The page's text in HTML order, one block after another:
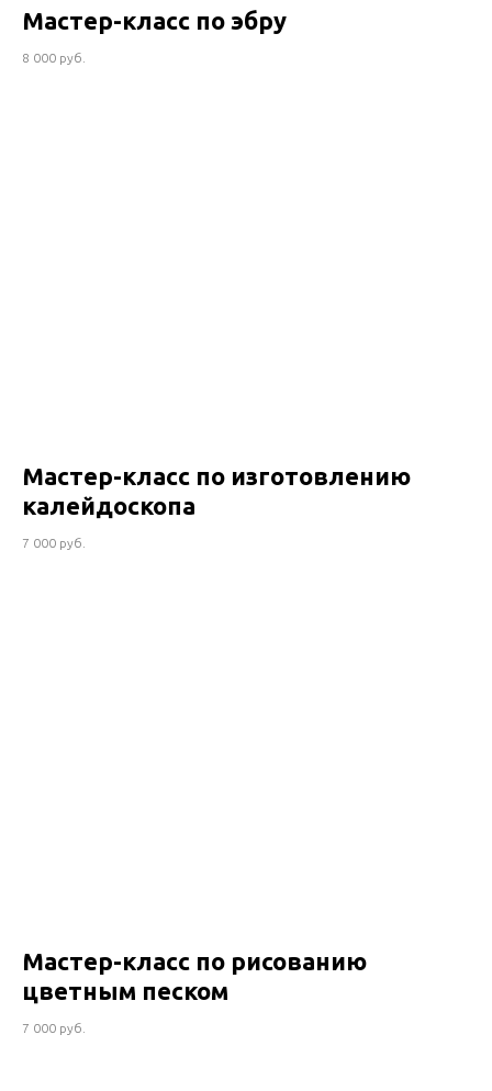
Мастер-класс по эбру
8 000 руб.
Мастер-класс по изготовлению
калейдоскопа
7 000 руб.
Мастер-класс по рисованию
цветным песком
7 000 руб.